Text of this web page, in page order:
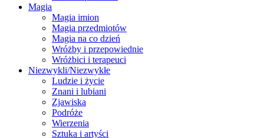
Magia
Magia imion
Magia przedmiotów
Magia na co dzień
Wróżby i przepowiednie
Wróżbici i terapeuci
Niezwykli/Niezwykłe
Ludzie i życie
Znani i lubiani
Zjawiska
Podróże
Wierzenia
Sztuka i artyści